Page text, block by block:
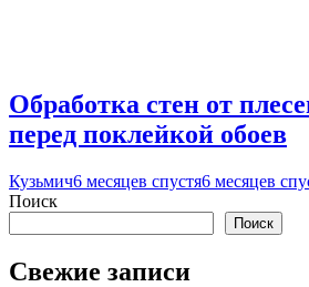
Обработка стен от
перед поклейкой обоев
Кузьмич6 месяцев спустя6 месяцев
Поиск
Поиск
Свежие записи